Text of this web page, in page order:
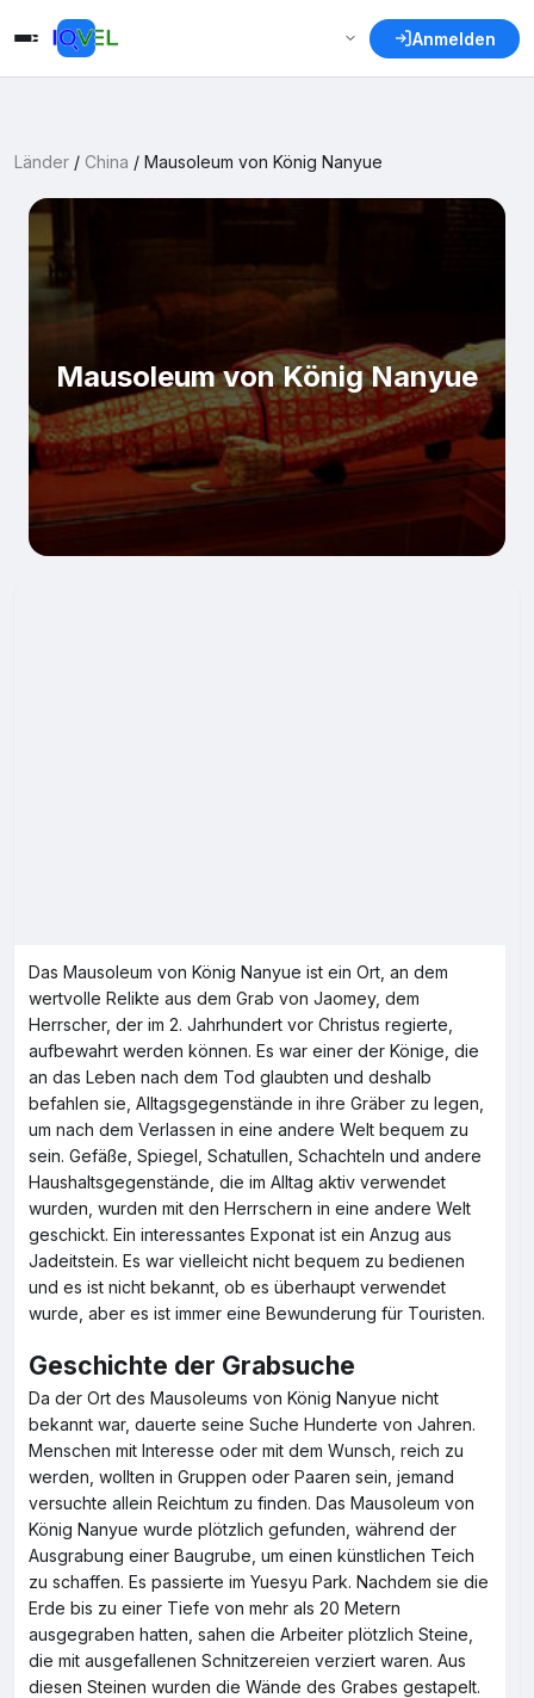
Anmelden
Länder / China / Mausoleum von König Nanyue
Mausoleum von König Nanyue
Das Mausoleum von König Nanyue ist ein Ort, an dem
wertvolle Relikte aus dem Grab von Jaomey, dem
Herrscher, der im 2. Jahrhundert vor Christus regierte,
aufbewahrt werden können. Es war einer der Könige, die
an das Leben nach dem Tod glaubten und deshalb
befahlen sie, Alltagsgegenstände in ihre Gräber zu legen,
um nach dem Verlassen in eine andere Welt bequem zu
sein. Gefäße, Spiegel, Schatullen, Schachteln und andere
Haushaltsgegenstände, die im Alltag aktiv verwendet
wurden, wurden mit den Herrschern in eine andere Welt
geschickt. Ein interessantes Exponat ist ein Anzug aus
Jadeitstein. Es war vielleicht nicht bequem zu bedienen
und es ist nicht bekannt, ob es überhaupt verwendet
wurde, aber es ist immer eine Bewunderung für Touristen.
Geschichte der Grabsuche
Da der Ort des Mausoleums von König Nanyue nicht
bekannt war, dauerte seine Suche Hunderte von Jahren.
Menschen mit Interesse oder mit dem Wunsch, reich zu
werden, wollten in Gruppen oder Paaren sein, jemand
versuchte allein Reichtum zu finden. Das Mausoleum von
König Nanyue wurde plötzlich gefunden, während der
Ausgrabung einer Baugrube, um einen künstlichen Teich
zu schaffen. Es passierte im Yuesyu Park. Nachdem sie die
Erde bis zu einer Tiefe von mehr als 20 Metern
ausgegraben hatten, sahen die Arbeiter plötzlich Steine,
die mit ausgefallenen Schnitzereien verziert waren. Aus
diesen Steinen wurden die Wände des Grabes gestapelt.